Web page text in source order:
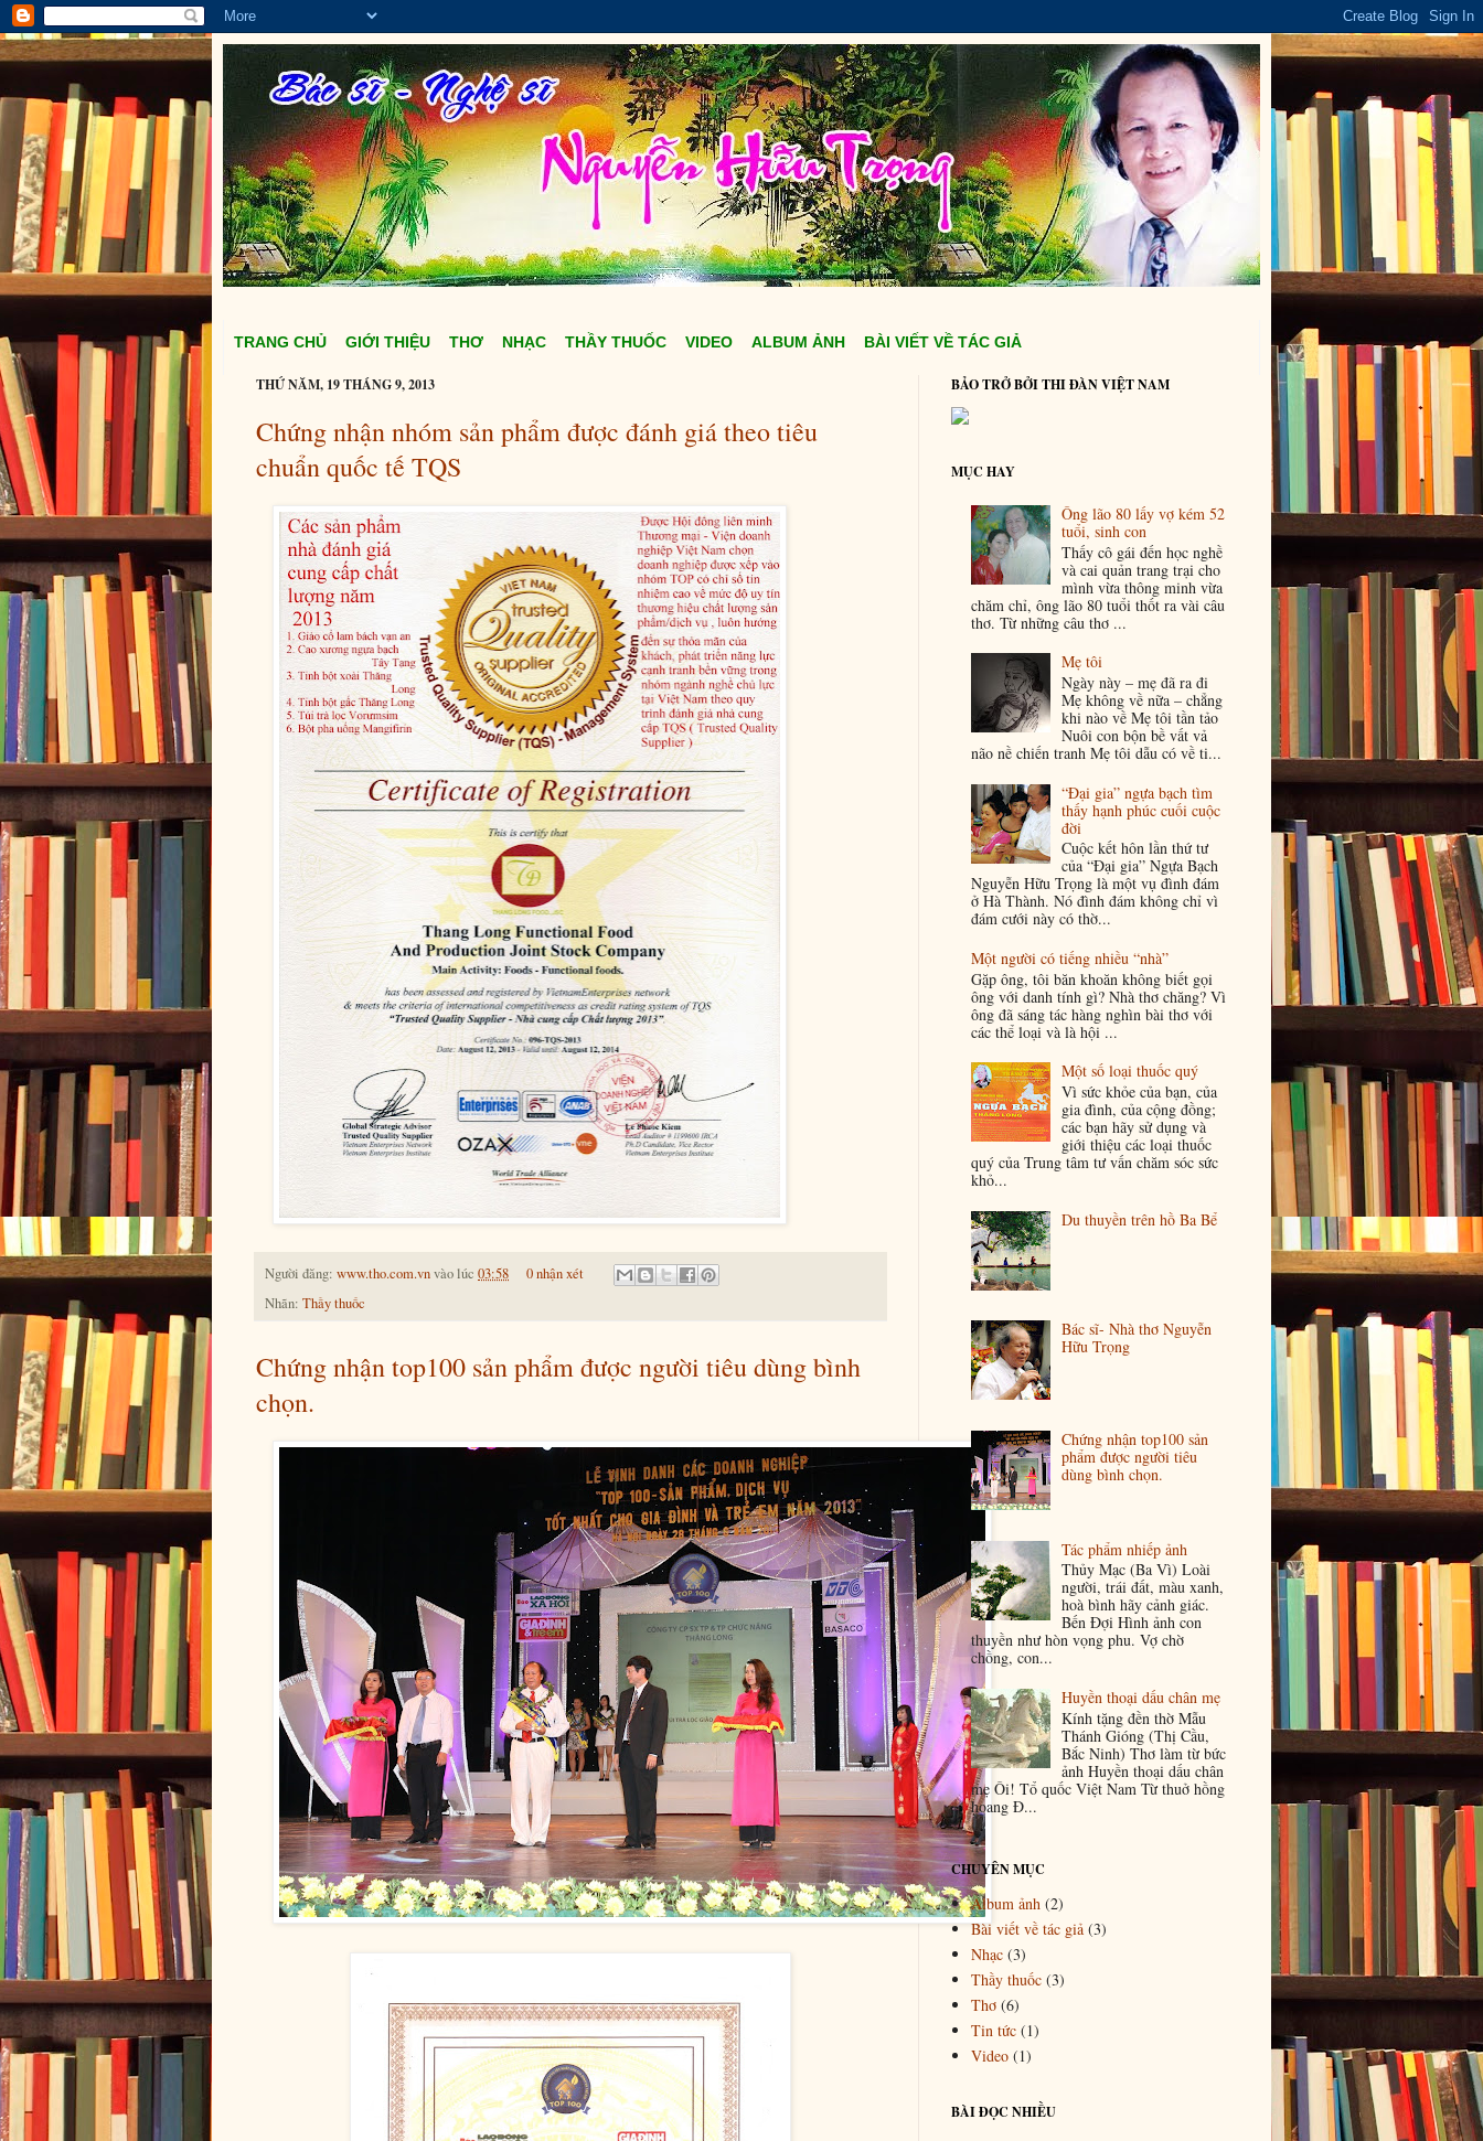
TRANG CHỦ GIỚI THIỆU THƠ NHẠC THẦY THUỐC VIDEO ALBUM ẢNH BÀI VIẾT VỀ TÁC GIẢ
THỨ NĂM, 19 THÁNG 9, 2013
Chứng nhận nhóm sản phẩm được đánh giá theo tiêu
chuẩn quốc tế TQS
Người đăng: www.tho.com.vnvào lúc 03:58
0 nhận xét
Nhãn: Thầy thuốc
Chứng nhận top100 sản phẩm được người tiêu dùng bình
chọn.
BẢO TRỞ BỞI THI ĐÀN VIỆT NAM
MỤC HAY
Ông lão 80 lấy vợ kém 52
tuổi, sinh con
Thấy cô gái đến học nghề
và cai quản trang trại cho
mình vừa thông minh vừa
chăm chỉ, ông lão 80 tuổi thốt ra vài câu
thơ. Từ những câu thơ ...
Mẹ tôi
Ngày này – mẹ đã ra đi
Mẹ không về nữa – chẳng
khi nào về Mẹ tôi tần tảo
Nuôi con bộn bề vất vả
não nề chiến tranh Mẹ tôi dẫu có về ti...
“Đại gia” ngựa bạch tìm
thấy hạnh phúc cuối cuộc
đời
Cuộc kết hôn lần thứ tư
của “Đại gia” Ngựa Bạch
Nguyễn Hữu Trọng là một vụ đình đám
ở Hà Thành. Nó đình đám không chỉ vì
đám cưới này có thờ...
Một người có tiếng nhiều “nhà”
Gặp ông, tôi băn khoăn không biết gọi
ông với danh tính gì? Nhà thơ chăng? Vì
ông đã sáng tác hàng nghìn bài thơ với
các thể loại và là hội ...
Một số loại thuốc quý
Vì sức khỏe của bạn, của
gia đình, của cộng đồng;
các bạn hãy sử dụng và
giới thiệu các loại thuốc
quý của Trung tâm tư vấn chăm sóc sức
khỏ...
Du thuyền trên hồ Ba Bể
Bác sĩ- Nhà thơ Nguyễn
Hữu Trọng
Chứng nhận top100 sản
phẩm được người tiêu
dùng bình chọn.
Tác phẩm nhiếp ảnh
Thủy Mạc (Ba Vì) Loài
người, trái đất, màu xanh,
hoà bình hãy cảnh giác.
Bến Đợi Hình ảnh con
thuyền như hòn vọng phu. Vợ chờ
chồng, con...
Huyền thoại dấu chân mẹ
Kính tặng đền thờ Mẫu
Thánh Gióng (Thị Cầu,
Bắc Ninh) Thơ làm từ bức
ảnh Huyền thoại dấu chân
mẹ Ôi! Tổ quốc Việt Nam Từ thuở hồng
hoang Đ...
CHUYÊN MỤC
Album ảnh (2)
Bài viết về tác giả (3)
Nhạc (3)
Thầy thuốc (3)
Thơ (6)
Tin tức (1)
Video (1)
BÀI ĐỌC NHIỀU